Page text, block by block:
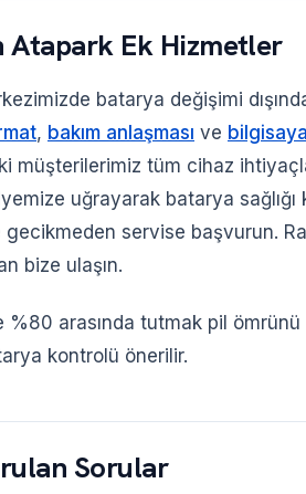
Atapark Ek Hizmetler
batarya değişimi
, bakım anlaşması ve
müşterilerimiz tüm cihaz
uğrayarak batarya
gecikmeden servise başvurun.
bize ulaşın.
%80 arasında tutmak pil
kontrolü önerilir.
Sorular